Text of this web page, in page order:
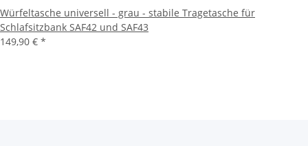
Würfeltasche universell - grau - stabile Tragetasche für
Schlafsitzbank SAF42 und SAF43
149,90 € *